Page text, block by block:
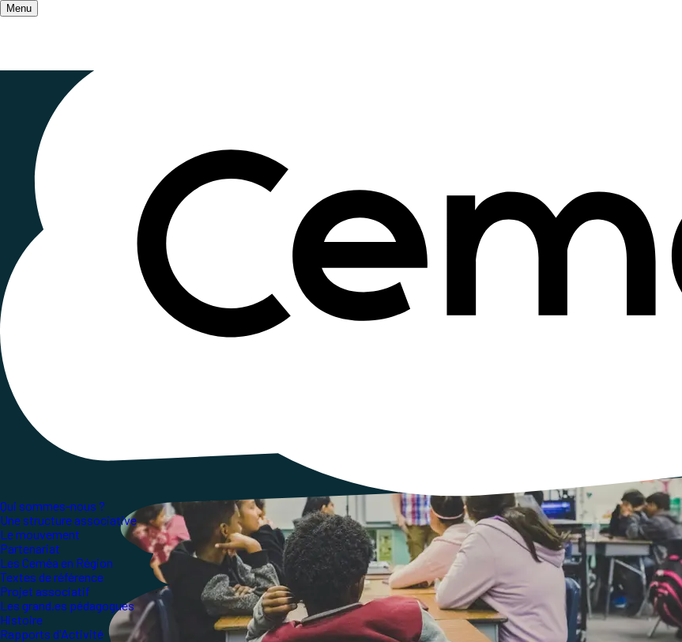
Menu
Qui sommes-nous ?
Une structure associative
Le mouvement
Partenariat
Les Ceméa en Région
Textes de référence
Projet associatif
Les grand.es pédagogues
Histoire
Rapports d'Activité
Ceméa et numérique libre
Fabriquer du commun
numérique :contributions
15 juillet 2024 , mis à jour le10 juin 2026 à 12h13
Lecture ~2 minutes